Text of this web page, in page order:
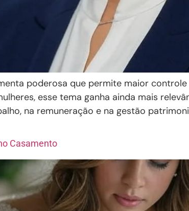
poderosa que permite maior
esse tema ganha ainda mais
na remuneração e na gestão
Casamento